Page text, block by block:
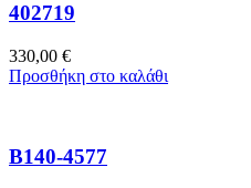
402719
330,00 €
Προσθήκη στο καλάθι
B140-4577